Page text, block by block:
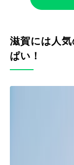
滋賀には人
ぱい！